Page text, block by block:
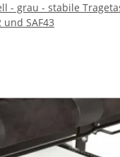
- grau - stabile
und SAF43